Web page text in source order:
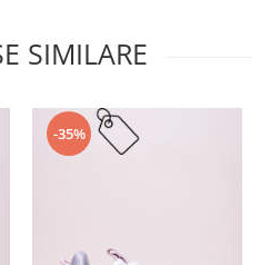
SIMILARE
-35%